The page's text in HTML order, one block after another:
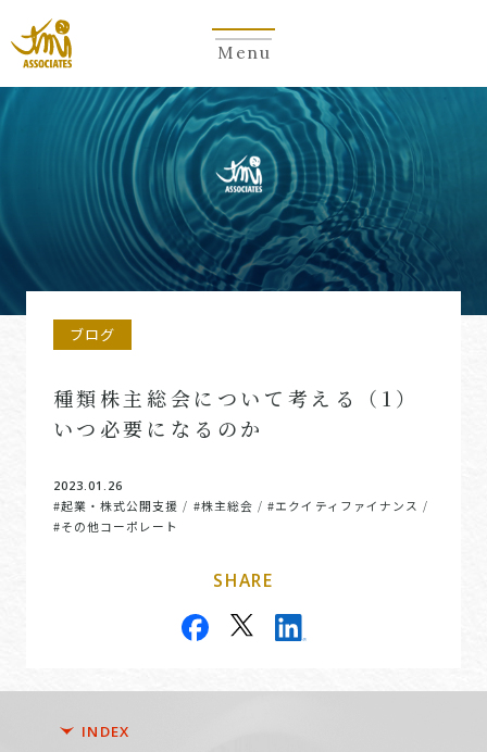
Menu
ブログ
種類株主総会について考える（1）
いつ必要になるのか
2023.01.26
#起業・株式公開支援 / #株主総会 /#エクイティファイナンス /
#その他コーポレート
SHARE
INDEX